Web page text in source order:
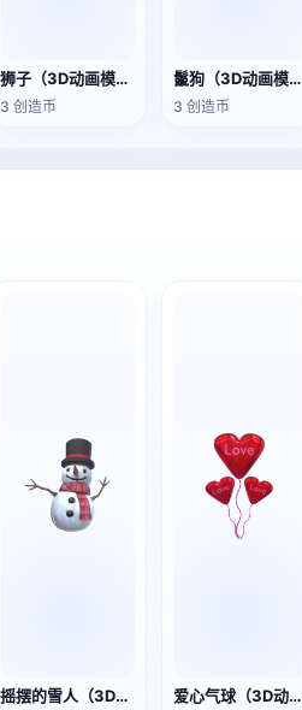
狮子（3D动画模型）
3 创造币
鬣狗（3D动画模型）
3 创造币
摇摆的雪人（3D动作模型） 爱心气球（3D动作模型）